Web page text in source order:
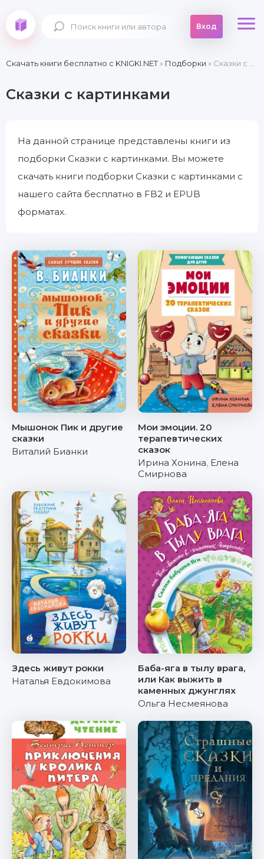
Вход
Скачать книги бесплатно c KNIGKI.NET» Подборки » Сказки с картинками
Сказки с картинками
На данной странице представлены книги из
подборки Сказки с картинками. Вы можете
скачать книги подборки Сказки с картинками с
нашего сайта бесплатно в FB2 и EPUB
форматах.
Мышонок Пик и другие
сказки
Виталий Бианки
Мои эмоции. 20
терапевтических
сказок
Ирина Хонина, Елена
Смирнова
Здесь живут рокки
Наталья Евдокимова
Баба-яга в тылу врага,
или Как выжить в
каменных джунглях
Ольга Несмеянова